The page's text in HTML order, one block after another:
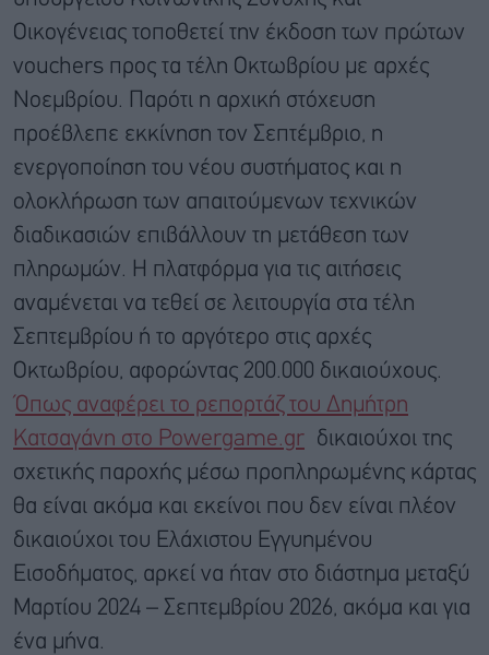
Οικογένειας τοποθετεί την έκδοση των πρώτων
vouchers προς τα τέλη Οκτωβρίου με αρχές
Νοεμβρίου. Παρότι η αρχική στόχευση
προέβλεπε εκκίνηση τον Σεπτέμβριο, η
ενεργοποίηση του νέου συστήματος και η
ολοκλήρωση των απαιτούμενων τεχνικών
διαδικασιών επιβάλλουν τη μετάθεση των
πληρωμών. Η πλατφόρμα για τις αιτήσεις
αναμένεται να τεθεί σε λειτουργία στα τέλη
Σεπτεμβρίου ή το αργότερο στις αρχές
Οκτωβρίου, αφορώντας 200.000 δικαιούχους.
Όπως αναφέρει το ρεπορτάζ του Δημήτρη
Κατσαγάνη στο Powergame.gr
δικαιούχοι της
σχετικής παροχής μέσω προπληρωμένης κάρτας
θα είναι ακόμα και εκείνοι που δεν είναι πλέον
δικαιούχοι του Ελάχιστου Εγγυημένου
Εισοδήματος, αρκεί να ήταν στο διάστημα μεταξύ
Μαρτίου 2024 – Σεπτεμβρίου 2026, ακόμα και για
ένα μήνα.